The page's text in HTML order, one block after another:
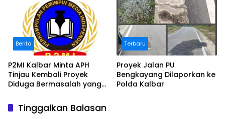
Berita
P2MI Kalbar Minta APH
Tinjau Kembali Proyek
Diduga Bermasalah yang
Terbaru
Proyek Jalan PU
Bengkayang Dilaporkan ke
Polda Kalbar
Tinggalkan Balasan